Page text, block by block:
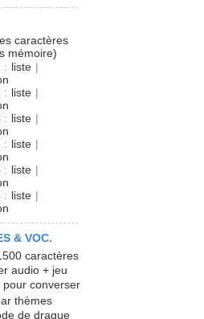
caractères
mémoire)
: liste |
: liste |
: liste |
: liste |
: liste |
: liste |
& VOC.
caractères
audio + jeu
pour converser
thèmes
de drague